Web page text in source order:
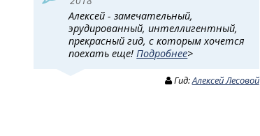
Алексей - замечательный,
эрудированный, интеллигентный,
прекрасный гид, с которым хочется
поехать еще! Подробнее>
Гид:Алексей Лесовой